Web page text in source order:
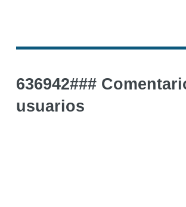
636942###
usuarios